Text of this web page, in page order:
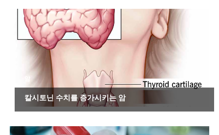
칼시토닌 수치를 증가시키는 암